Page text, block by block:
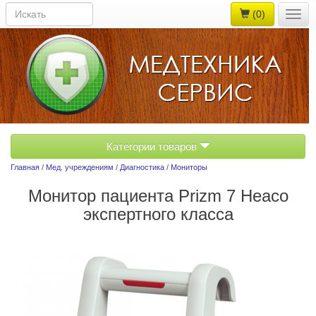
(0)
Категории товаров
Главная / Мед. учреждениям / Диагностика / Мониторы
Монитор пациента Prizm 7 Heaco
экспертного класса